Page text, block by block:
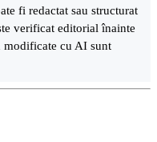
fi redactat sau structurat
verificat editorial înainte
modificate cu AI sunt